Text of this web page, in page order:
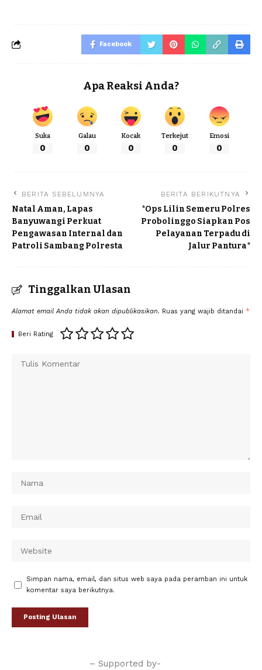
Facebook
Apa Reaksi Anda?
Suka
0
Galau
0
Kocak
0
Terkejut
0
Emosi
0
BERITA SEBELUMNYA
Natal Aman, Lapas
Banyuwangi Perkuat
Pengawasan Internal dan
Patroli Sambang Polresta
BERITA BERIKUTNYA
*Ops Lilin Semeru Polres
Probolinggo Siapkan Pos
Pelayanan Terpadu di
Jalur Pantura*
Tinggalkan Ulasan
Alamat email Anda tidak akan dipublikasikan. Ruas yang wajib ditandai *
Beri Rating
Simpan nama, email, dan situs web saya pada peramban ini untuk
komentar saya berikutnya.
– Supported by-